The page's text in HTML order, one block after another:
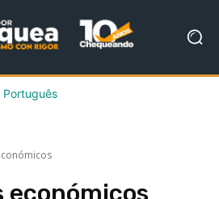
Português
económicos